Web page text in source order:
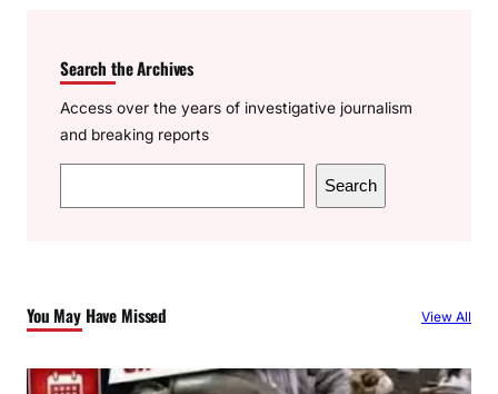
Search the Archives
Access over the years of investigative journalism
and breaking reports
e
h
Search
You May Have Missed View All